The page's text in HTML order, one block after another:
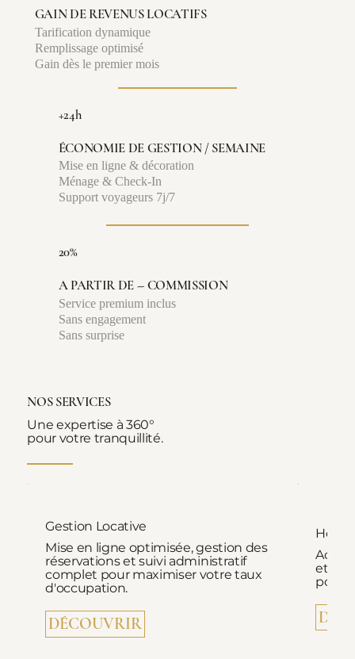
GAIN DE REVENUS LOCATIFS
Tarification dynamique
Remplissage optimisé
Gain dès le premier mois
+24h
ÉCONOMIE DE GESTION / SEMAINE
Mise en ligne & décoration
Ménage & Check-In
Support voyageurs 7j/7
20%
A PARTIR DE -- COMMISSION
Service premium inclus
Sans engagement
Sans surprise
NOS SERVICES
Une expertise à 360°
pour votre tranquillité.
Gestion Locative
Mise en ligne optimisée, gestion des
réservations et suivi administratif
complet pour maximiser votre taux
d'occupation.
DÉCOUVRIR
et
pour